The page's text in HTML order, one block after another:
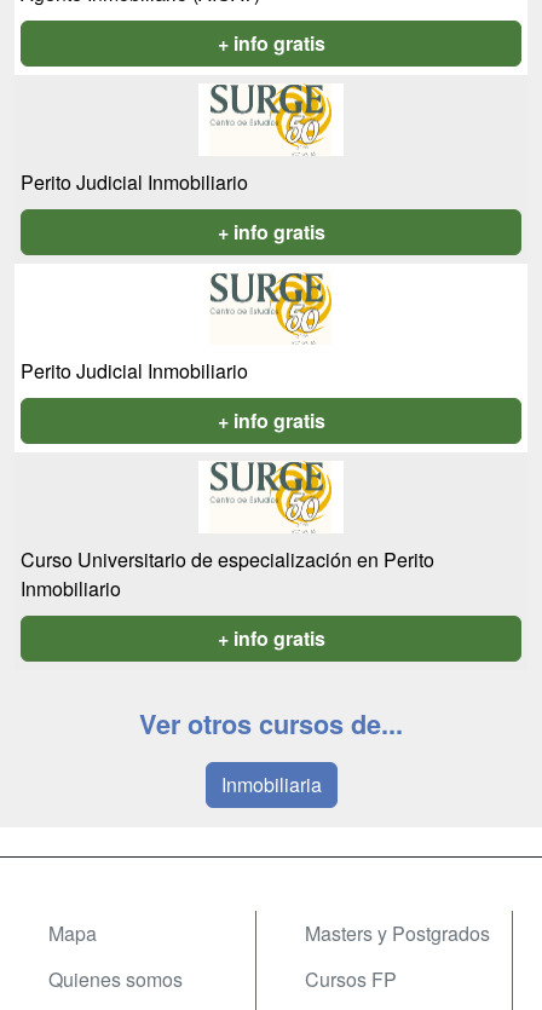
+ info gratis
Perito Judicial Inmobiliario
+ info gratis
Perito Judicial Inmobiliario
+ info gratis
Curso Universitario de especialización en Perito
Inmobiliario
+ info gratis
Ver otros cursos de...
Inmobiliaria
Mapa
Quienes somos
Masters y Postgrados
Cursos FP